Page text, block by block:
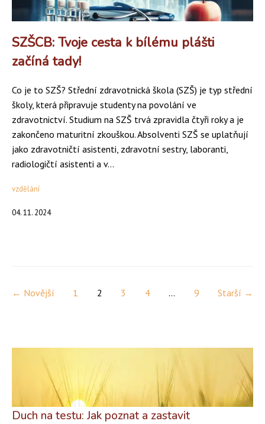
SZŠCB: Tvoje cesta k bílému plášti
začíná tady!
Co je to SZŠ? Střední zdravotnická škola (SZŠ) je typ střední
školy, která připravuje studenty na povolání ve
zdravotnictví. Studium na SZŠ trvá zpravidla čtyři roky a je
zakončeno maturitní zkouškou. Absolventi SZŠ se uplatňují
jako zdravotničtí asistenti, zdravotní sestry, laboranti,
radiologičtí asistenti a v...
vzdělání
04. 11. 2024
← Novější 1 2 3 4 ... 9 Starší →
Duch na testu: Jak poznat a zastavit